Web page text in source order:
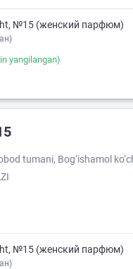
№15 (женский парфюм)
yangilangan)
tumani, Bog‘ishamol
№15 (женский парфюм)